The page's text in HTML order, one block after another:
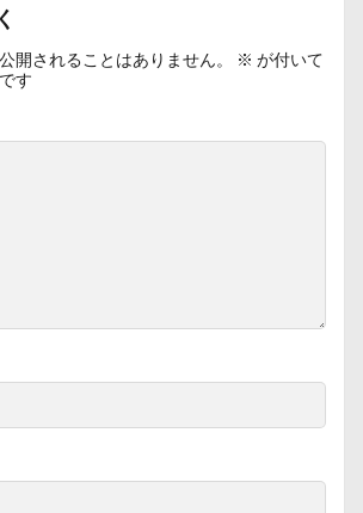
開されることはありません。 ※ が付いて
す